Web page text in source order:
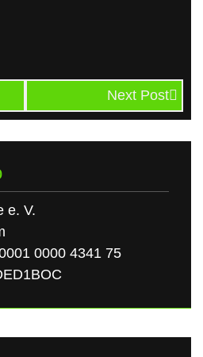
Next Post
e. V.
0000 4341 75